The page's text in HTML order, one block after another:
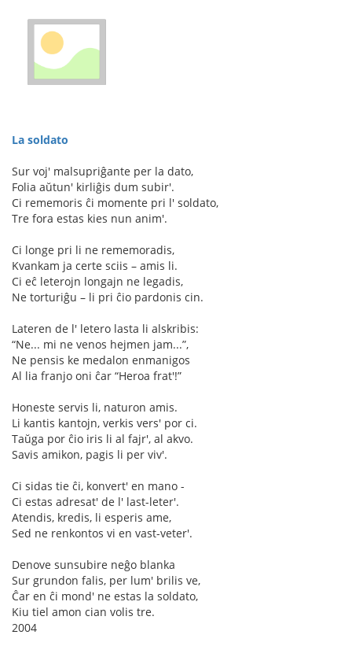
La soldato
Sur voj' malsupriĝante per la dato,
Folia aŭtun' kirliĝis dum subir'.
Ci rememoris ĉi momente pri l' soldato,
Tre fora estas kies nun anim'.
Ci longe pri li ne rememoradis,
Kvankam ja certe sciis – amis li.
Ci eĉ leterojn longajn ne legadis,
Ne torturiĝu – li pri ĉio pardonis cin.
Lateren de l' letero lasta li alskribis:
“Ne... mi ne venos hejmen jam...”,
Ne pensis ke medalon enmanigos
Al lia franjo oni ĉar “Heroa frat'!”
Honeste servis li, naturon amis.
Li kantis kantojn, verkis vers' por ci.
Taŭga por ĉio iris li al fajr', al akvo.
Savis amikon, pagis li per viv'.
Ci sidas tie ĉi, konvert' en mano -
Ci estas adresat' de l' last-leter'.
Atendis, kredis, li esperis ame,
Sed ne renkontos vi en vast-veter'.
Denove sunsubire neĝo blanka
Sur grundon falis, per lum' brilis ve,
Ĉar en ĉi mond' ne estas la soldato,
Kiu tiel amon cian volis tre.
2004